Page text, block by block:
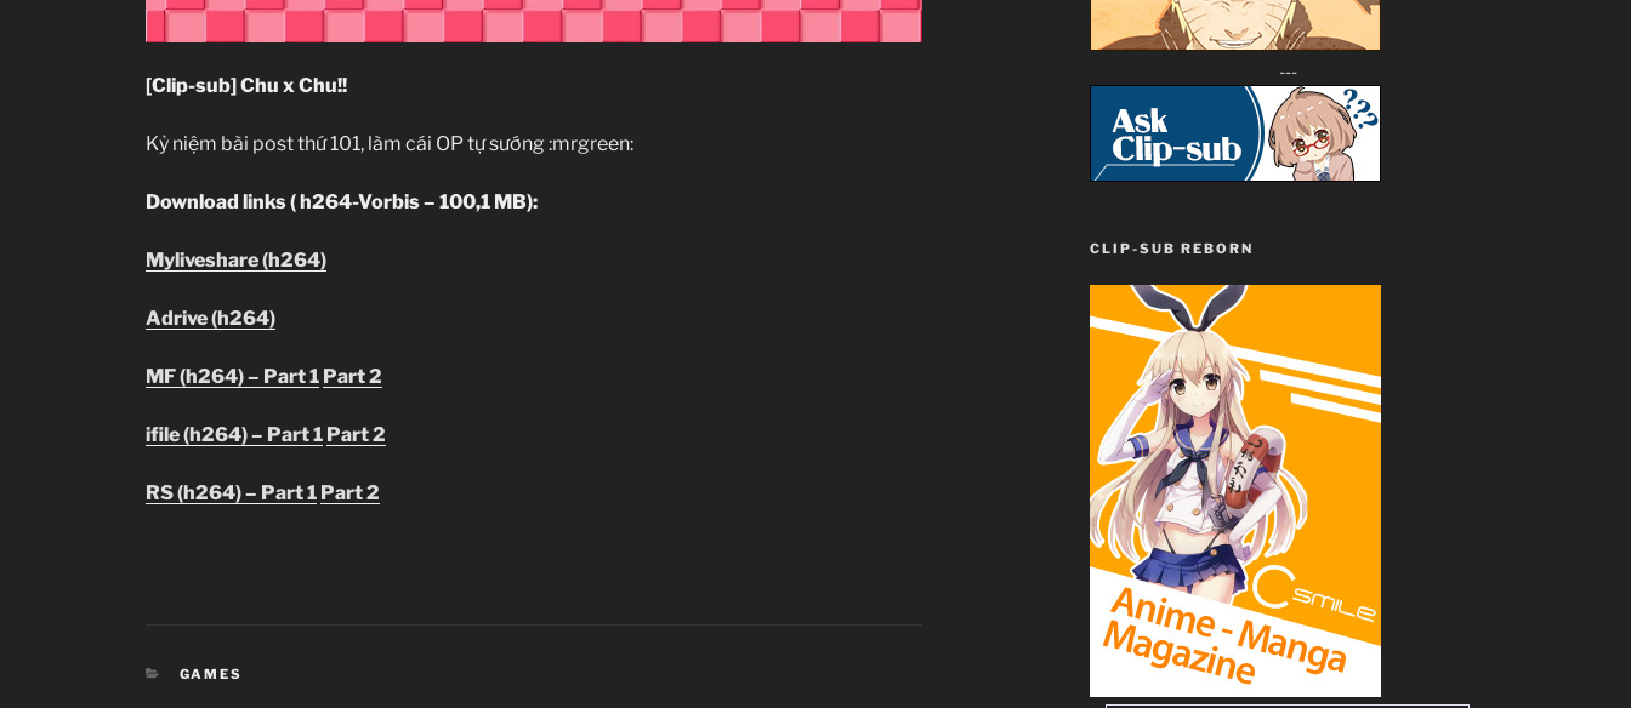
[Clip-sub] Chu x Chu!!
Kỷ niệm bài post thứ 101, làm cái OP tự sướng :mrgreen:
Download links ( h264-Vorbis – 100,1 MB):
Myliveshare (h264)
Adrive (h264)
MF (h264) – Part 1 Part 2
ifile (h264) – Part 1 Part 2
RS (h264) – Part 1 Part 2
CATEGORIES
GAMES
---
CLIP-SUB REBORN